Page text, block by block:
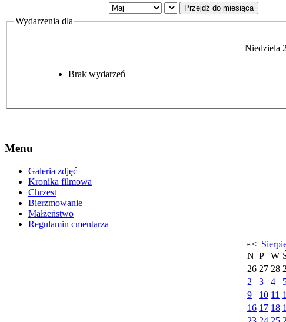
Przejdź do miesiąca
Wydarzenia dla
Niedziela
Brak wydarzeń
Menu
Galeria zdjęć
Kronika filmowa
Chrzest
Bierzmowanie
Małżeństwo
Regulamin cmentarza
«<
N P W
26 27 28
2
3 4
9
10 11
16 17 18